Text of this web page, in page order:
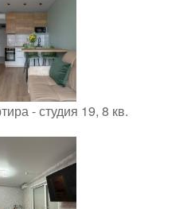
- студия 19, 8 кв.